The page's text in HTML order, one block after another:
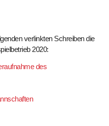
verlinkten Schreiben die
2020:
des